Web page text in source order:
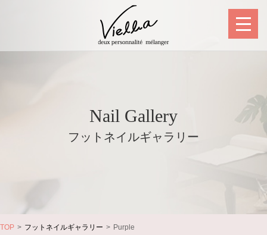
Nail Gallery
フットネイルギャラリー
TOP フットネイルギャラリー Purple